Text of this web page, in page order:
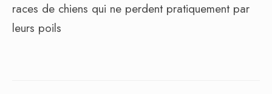
races de chiens qui ne perdent pratiquement par
leurs poils